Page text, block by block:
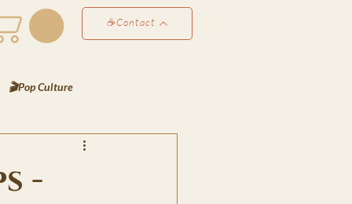
☕Contact
🎬Pop Culture
& Atmosphères
-